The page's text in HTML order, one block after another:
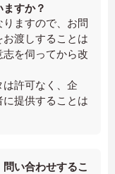
すか？
ますので、お問
渡しすることは
を伺ってから改
許可なく、企
提供することは
い合わせするこ